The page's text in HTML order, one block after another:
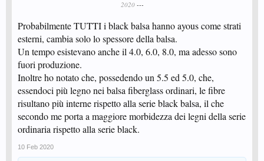
2020---
Probabilmente TUTTI i black balsa hanno ayous come strati
esterni, cambia solo lo spessore della balsa.
Un tempo esistevano anche il 4.0, 6.0, 8.0, ma adesso sono
fuori produzione.
Inoltre ho notato che, possedendo un 5.5 ed 5.0, che,
essendoci più legno nei balsa fiberglass ordinari, le fibre
risultano più interne rispetto alla serie black balsa, il che
secondo me porta a maggiore morbidezza dei legni della serie
ordinaria rispetto alla serie black.
10 Feb 2020